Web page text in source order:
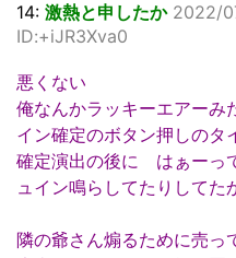
14: 激熱と申したか 2022/
ID:+iJR3Xva0
悪くない
俺なんかラッキーエアーみ
イン確定のボタン押しのタ
確定演出の後に はぁーっ
ュイン鳴らしてたりしてた
隣の爺さん煽るために売っ